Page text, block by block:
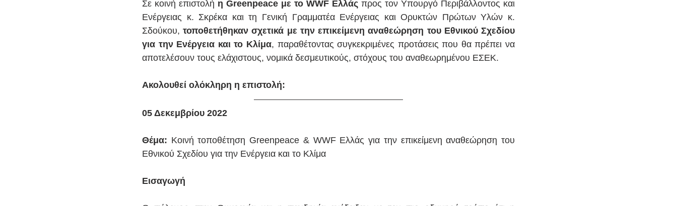
Σε κοινή επιστολή η Greenpeace με το WWF Ελλάς προς τον Υπουργό Περιβάλλοντος και
Ενέργειας κ. Σκρέκα και τη Γενική Γραμματέα Ενέργειας και Ορυκτών Πρώτων Υλών κ.
Σδούκου, τοποθετήθηκαν σχετικά με την επικείμενη αναθεώρηση του Εθνικού Σχεδίου
για την Ενέργεια και το Κλίμα, παραθέτοντας συγκεκριμένες προτάσεις που θα πρέπει να
αποτελέσουν τους ελάχιστους, νομικά δεσμευτικούς, στόχους του αναθεωρημένου ΕΣΕΚ.
Ακολουθεί ολόκληρη η επιστολή:
05 Δεκεμβρίου 2022
Θέμα: Κοινή τοποθέτηση Greenpeace & WWF Ελλάς για την επικείμενη αναθεώρηση του
Εθνικού Σχεδίου για την Ενέργεια και το Κλίμα
Εισαγωγή